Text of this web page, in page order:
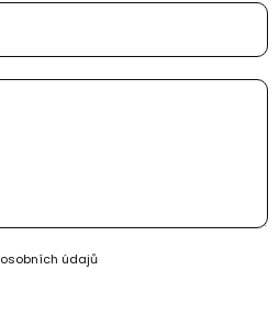
osobních údajů